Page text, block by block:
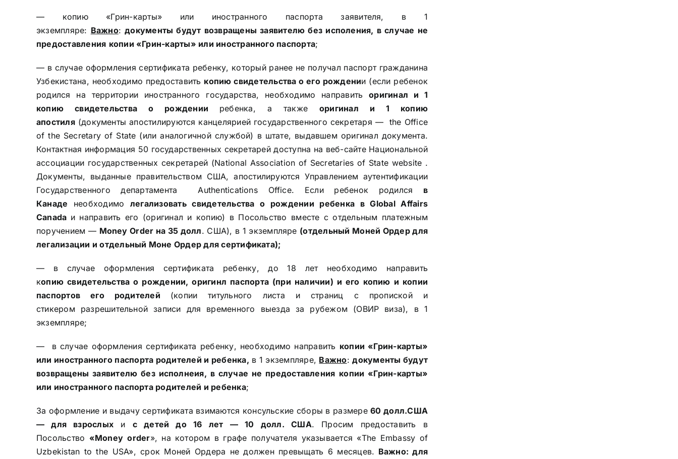
— копию «Грин-карты» или иностранного паспорта заявителя, в 1
экземпляре: Важно:документы будут возвращены заявителю без исполения, в случае не
предоставления копии «Грин-карты» или иностранного паспорта;
— в случае оформления сертификата ребенку, который ранее не получал паспорт гражданина
Узбекистана, необходимо предоставить копию свидетельства о его рождении (если ребенок
родился на территории иностранного государства, необходимо направитьоригинал и 1
копиюсвидетельства о рождении ребенка, а также оригинал и 1 копию
апостиля(документы апостилируются канцелярией государственного секретаря — the Office
of the Secretary of State (или аналогичной службой) в штате, выдавшем оригинал документа.
Контактная информация 50 государственных секретарей доступна на веб-сайте Национальной
ассоциации государственных секретарей (National Association of Secretaries of State website .
Документы, выданные правительством США, апостилируются Управлением аутентификации
Государственного департамента Authentications Office. Если ребенок родился в
Канаде необходимо легализовать свидетельства о рождении ребенка в Global Affairs
Canada и направить его (оригинал и копию) в Посольство вместе с отдельным платежным
поручением — Money Order на 35 долл. США), в 1 экземпляре (отдельный Моней Ордер для
легализации и отдельный Моне Ордер для сертификата);
— в случае оформления сертификата ребенку, до 18 лет необходимо направить
копию свидетельства о рождении, оригинл паспорта (при наличии) и его копию и копии
паспортов его родителей (копии титульного листа и страниц с пропиской и
стикером разрешительной записи для временного выезда за рубежом (ОВИР виза), в 1
экземпляре;
— в случае оформления сертификата ребенку, необходимо направить копии «Грин-карты»
или иностранного паспорта родителей и ребенка, в 1 экземпляре, Важно:документы будут
возвращены заявителю без исполнеия, в случае не предоставления копии «Грин-карты»
или иностранного паспорта родителей и ребенка;
За оформление и выдачу сертификата взимаются консульские сборы в размере60 долл.США
— для взрослых и с детей до 16 лет — 10 долл. США. Просим предоставить в
Посольство «Money order», на котором в графе получателя указывается «The Embassy of
Uzbekistan to the USA», срок Моней Ордера не должен превыщать 6 месяцев. Важно: для